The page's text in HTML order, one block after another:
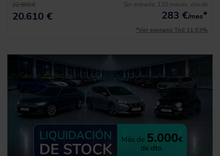
22.900 €
20.610 €
Sin entrada, 120 meses, desde
283 €/mes*
*Ver ejemplo TAE 11,53%